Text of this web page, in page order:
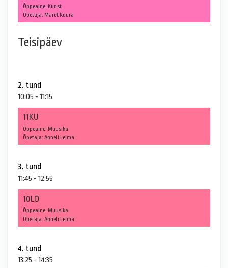
Õppeaine: Kunst
Õpetaja: Maret Kuura
Teisipäev
2. tund
10:05 - 11:15
11KU
Õppeaine: Muusika
Õpetaja: Anneli Leima
3. tund
11:45 - 12:55
10LO
Õppeaine: Muusika
Õpetaja: Anneli Leima
4. tund
13:25 - 14:35